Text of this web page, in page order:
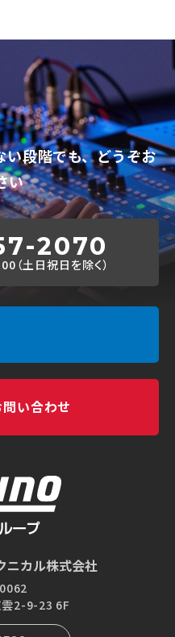
い段階でも、どうぞお
い
2070
（土日祝日を除く）
い合わせ
ニカル株式会社
2-9-23 6F